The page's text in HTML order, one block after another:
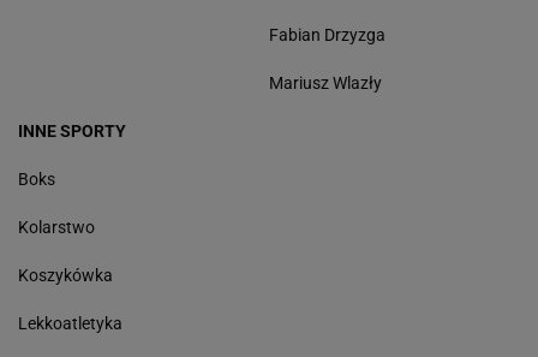
Fabian Drzyzga
Mariusz Wlazły
INNE SPORTY
Boks
Kolarstwo
Koszykówka
Lekkoatletyka